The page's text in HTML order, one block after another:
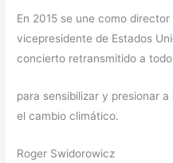
En 2015 se une como
vicepresidente de Estados
concierto retransmitido a
para sensibilizar y presionar
el cambio climático.
Roger Swidorowicz